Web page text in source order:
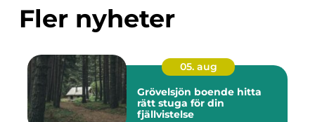
Fler nyheter
05. aug
Grövelsjön boende hitta
rätt stuga för din
fjällvistelse